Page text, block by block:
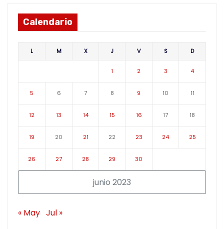
Calendario
junio 2023
L M X J V S D
1 2 3 4
5 6 7 8 9 10 11
12 13 14 15 16 17 18
19 20 21 22 23 24 25
26 27 28 29 30
« May Jul »